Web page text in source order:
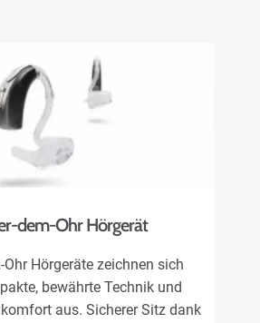
dem-Ohr Hörgerät
Ohr Hörgeräte zeichnen sich
bewährte Technik und
aus. Sicherer Sitz dank